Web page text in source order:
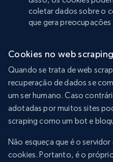
coletar dados sobre o
que gera
Cookies no web scraping
Quando se trata de web
recuperação de dados se
um ser humano. Caso
adotadas por muitos sites
scraping como um bot e
Não esqueça que é o
cookies. Portanto, é o